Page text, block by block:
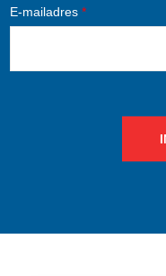
E-mailadres *